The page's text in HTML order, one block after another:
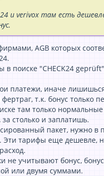
и verivox там есть
AGB которых
поиске "CHECK24 geprüft"
платежи, иначе
т.к. бонус только
там только
за столько и заплатишь.
пакет, нужно в
Эти тарифы еще дешевле,
не учитывают бонус, бонус
или двумя суммами.